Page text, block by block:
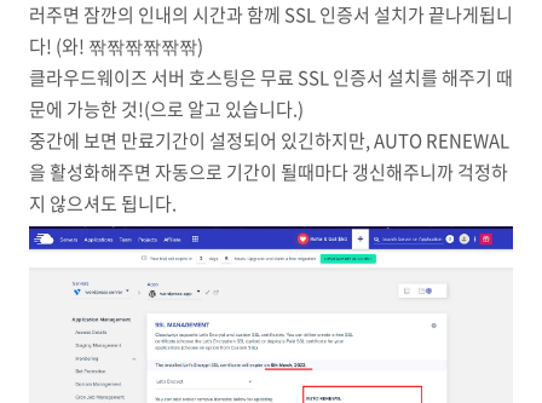
러주면 잠깐의 인내의 시간과 함께 SSL 인증서 설치가 끝나게됩니
다! (와! 짞짞짞짞짞짞)
클라우드웨이즈 서버 호스팅은 무료 SSL 인증서 설치를 해주기 때
문에 가능한 것!(으로 알고 있습니다.)
중간에 보면 만료기간이 설정되어 있긴하지만, AUTO RENEWAL
을 활성화해주면 자동으로 기간이 될때마다 갱신해주니까 걱정하
지 않으셔도 됩니다.